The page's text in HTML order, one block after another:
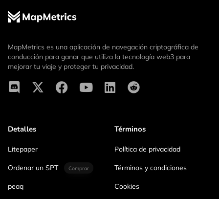
MapMetrics es una aplicación de navegación criptográfica de
conducción para ganar que utiliza la tecnología web3 para
mejorar tu viaje y proteger tu privacidad.
Detalles
Litepaper
Ordenar un SPT Comprar
peaq
Términos
Política de privacidad
Términos y condiciones
Cookies